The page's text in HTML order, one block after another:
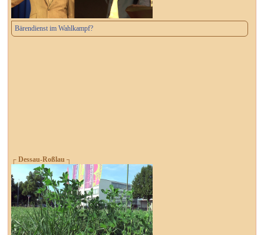
Bärendienst im Wahlkampf?
┌ Dessau-Roßlau ┐